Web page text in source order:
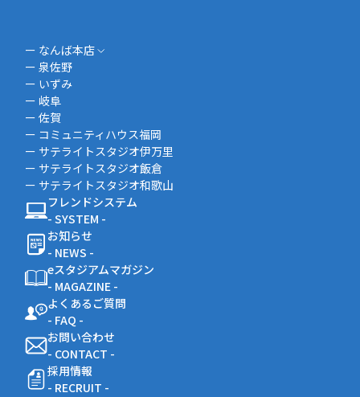
ー なんば本店
ー 泉佐野
ー いずみ
ー 岐阜
ー 佐賀
ー コミュニティハウス福岡
ー サテライトスタジオ伊万里
ー サテライトスタジオ飯倉
ー サテライトスタジオ和歌山
フレンドシステム
- SYSTEM -
お知らせ
- NEWS -
eスタジアムマガジン
- MAGAZINE -
よくあるご質問
- FAQ -
お問い合わせ
- CONTACT -
採用情報
- RECRUIT -